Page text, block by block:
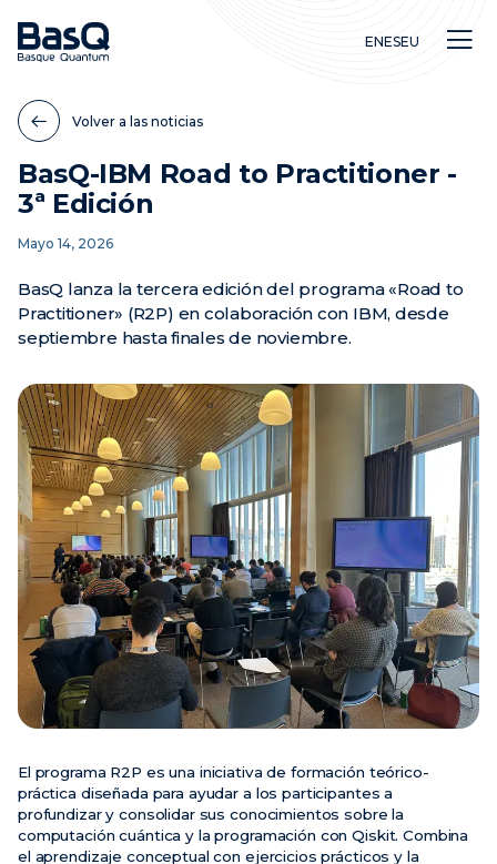
Noticias
Eventos
Vídeos
ENESEU
Volver a las noticias
BasQ-IBM Road to Practitioner -
3ª Edición
Mayo 14, 2026
BasQ lanza la tercera edición del programa «Road to
Practitioner» (R2P) en colaboración con IBM, desde
septiembre hasta finales de noviembre.
El programa R2P es una iniciativa de formación teórico-
práctica diseñada para ayudar a los participantes a
profundizar y consolidar sus conocimientos sobre la
computación cuántica y la programación con Qiskit. Combina
el aprendizaje conceptual con ejercicios prácticos y la